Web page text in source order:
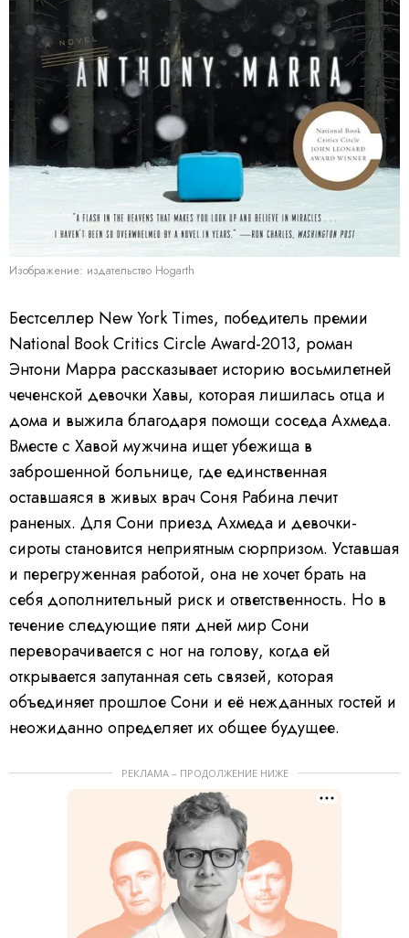
Изображение: издательство Hogarth
Бестселлер New York Times, победитель премии
National Book Critics Circle Award-2013, роман
Энтони Марра рассказывает историю восьмилетней
чеченской девочки Хавы, которая лишилась отца и
дома и выжила благодаря помощи соседа Ахмеда.
Вместе с Хавой мужчина ищет убежища в
заброшенной больнице, где единственная
оставшаяся в живых врач Соня Рабина лечит
раненых. Для Сони приезд Ахмеда и девочки-
сироты становится неприятным сюрпризом. Уставшая
и перегруженная работой, она не хочет брать на
себя дополнительный риск и ответственность. Но в
течение следующие пяти дней мир Сони
переворачивается с ног на голову, когда ей
открывается запутанная сеть связей, которая
объединяет прошлое Сони и её нежданных гостей и
неожиданно определяет их общее будущее.
РЕКЛАМА – ПРОДОЛЖЕНИЕ НИЖЕ